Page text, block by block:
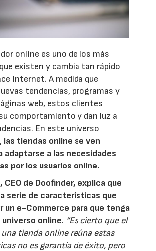
online es uno de los más
existen y cambia tan rápido
Internet. A medida que
tendencias, programas y
web, estos clientes
comportamiento y dan luz a
En este universo
las tiendas online se ven
adaptarse a las necesidades
por los usuarios online.
CEO de Doofinder, explica que
serie de características que
un e-Commerce para que tenga
online. “Es cierto que el
tienda online reúna estas
no es garantía de éxito, pero